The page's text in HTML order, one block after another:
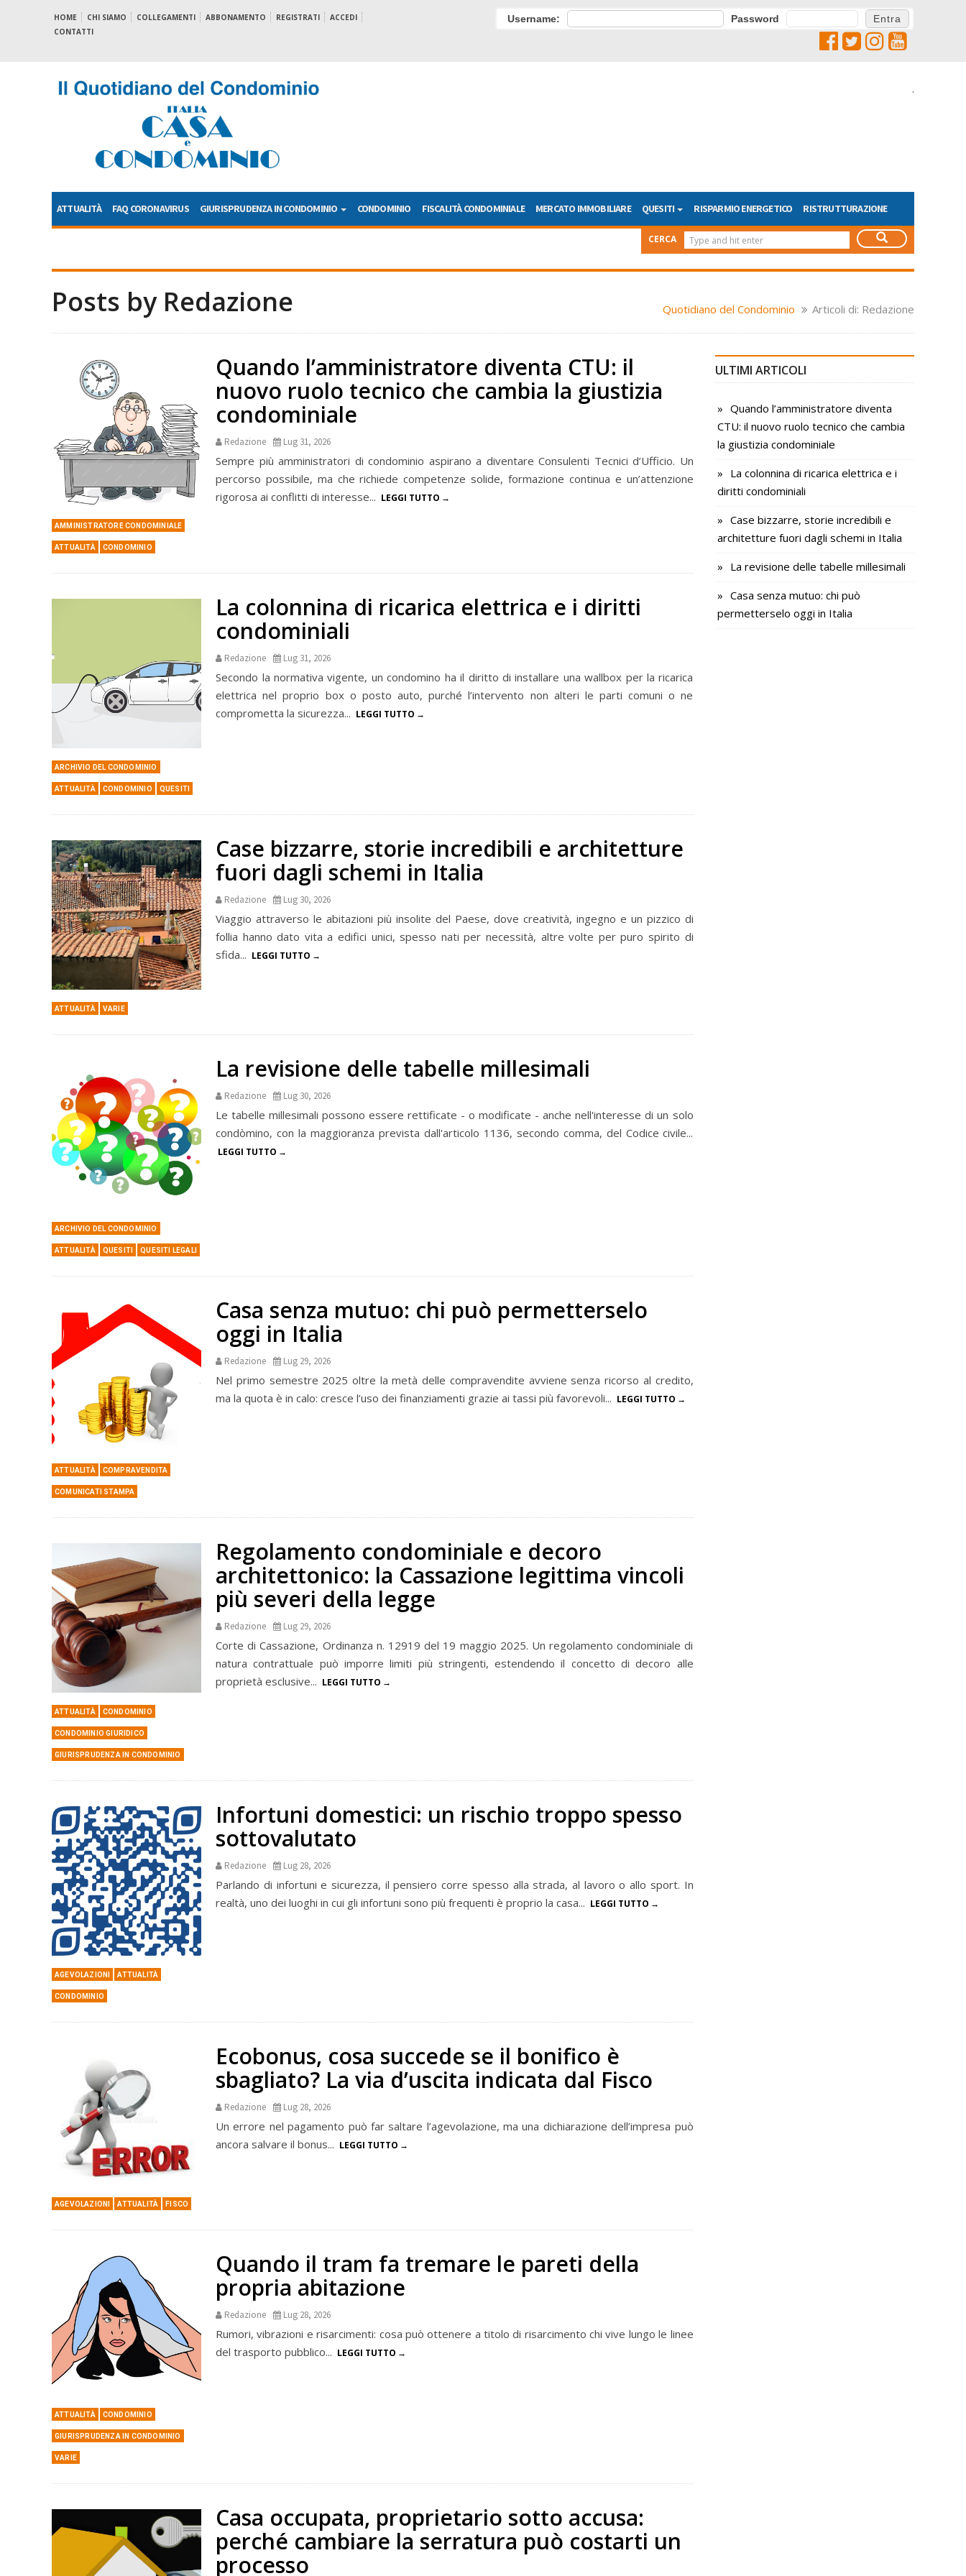
HOME CHI SIAMO COLLEGAMENTI ABBONAMENTO REGISTRATI
ACCEDI
CONTATTI
Username: Password
.
ATTUALITÀ FAQ CORONAVIRUS GIURISPRUDENZA IN CONDOMINIO CONDOMINIO FISCALITÀ CONDOMINIALE MERCATO IMMOBILIARE QUESITI RISPARMIO ENERGETICO RISTRUTTURAZIONE
CERCA
Posts by Redazione Quotidiano del Condominio Articoli di: Redazione
AMMINISTRATORE CONDOMINIALE
ATTUALITÀ CONDOMINIO
Quando l’amministratore diventa CTU: il
nuovo ruolo tecnico che cambia la giustizia
condominiale
Redazione Lug 31, 2026
Sempre più amministratori di condominio aspirano a diventare Consulenti Tecnici d’Ufficio. Un
percorso possibile, ma che richiede competenze solide, formazione continua e un’attenzione
rigorosa ai conflitti di interesse... LEGGI TUTTO
ARCHIVIO DEL CONDOMINIO
ATTUALITÀ CONDOMINIO QUESITI
La colonnina di ricarica elettrica e i diritti
condominiali
Redazione Lug 31, 2026
Secondo la normativa vigente, un condomino ha il diritto di installare una wallbox per la ricarica
elettrica nel proprio box o posto auto, purché l’intervento non alteri le parti comuni o ne
comprometta la sicurezza... LEGGI TUTTO
ATTUALITÀ VARIE
Case bizzarre, storie incredibili e architetture
fuori dagli schemi in Italia
Redazione Lug 30, 2026
Viaggio attraverso le abitazioni più insolite del Paese, dove creatività, ingegno e un pizzico di
follia hanno dato vita a edifici unici, spesso nati per necessità, altre volte per puro spirito di
sfida... LEGGI TUTTO
ARCHIVIO DEL CONDOMINIO
ATTUALITÀ QUESITI QUESITI LEGALI
La revisione delle tabelle millesimali
Redazione Lug 30, 2026
Le tabelle millesimali possono essere rettificate - o modificate - anche nell'interesse di un solo
condòmino, con la maggioranza prevista dall'articolo 1136, secondo comma, del Codice civile...
LEGGI TUTTO
ATTUALITÀ COMPRAVENDITA
COMUNICATI STAMPA
Casa senza mutuo: chi può permetterselo
oggi in Italia
Redazione Lug 29, 2026
Nel primo semestre 2025 oltre la metà delle compravendite avviene senza ricorso al credito,
ma la quota è in calo: cresce l’uso dei finanziamenti grazie ai tassi più favorevoli... LEGGI TUTTO
ATTUALITÀ CONDOMINIO
CONDOMINIO GIURIDICO
GIURISPRUDENZA IN CONDOMINIO
Regolamento condominiale e decoro
architettonico: la Cassazione legittima vincoli
più severi della legge
Redazione Lug 29, 2026
Corte di Cassazione, Ordinanza n. 12919 del 19 maggio 2025. Un regolamento condominiale di
natura contrattuale può imporre limiti più stringenti, estendendo il concetto di decoro alle
proprietà esclusive... LEGGI TUTTO
AGEVOLAZIONI ATTUALITÀ
CONDOMINIO
Infortuni domestici: un rischio troppo spesso
sottovalutato
Redazione Lug 28, 2026
Parlando di infortuni e sicurezza, il pensiero corre spesso alla strada, al lavoro o allo sport. In
realtà, uno dei luoghi in cui gli infortuni sono più frequenti è proprio la casa... LEGGI TUTTO
AGEVOLAZIONI ATTUALITÀ FISCO
Ecobonus, cosa succede se il bonifico è
sbagliato? La via d’uscita indicata dal Fisco
Redazione Lug 28, 2026
Un errore nel pagamento può far saltare l’agevolazione, ma una dichiarazione dell’impresa può
ancora salvare il bonus... LEGGI TUTTO
ATTUALITÀ CONDOMINIO
GIURISPRUDENZA IN CONDOMINIO
VARIE
Quando il tram fa tremare le pareti della
propria abitazione
Redazione Lug 28, 2026
Rumori, vibrazioni e risarcimenti: cosa può ottenere a titolo di risarcimento chi vive lungo le linee
del trasporto pubblico... LEGGI TUTTO
Casa occupata, proprietario sotto accusa:
perché cambiare la serratura può costarti un
processo
ULTIMI ARTICOLI
Quando l’amministratore diventa
CTU: il nuovo ruolo tecnico che cambia
la giustizia condominiale
La colonnina di ricarica elettrica e i
diritti condominiali
Case bizzarre, storie incredibili e
architetture fuori dagli schemi in Italia
La revisione delle tabelle millesimali
Casa senza mutuo: chi può
permetterselo oggi in Italia